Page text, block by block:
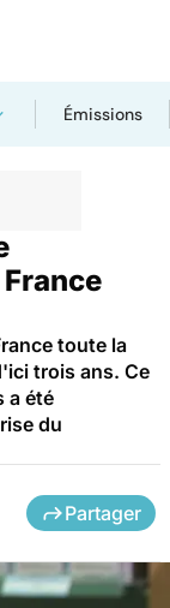
Émissions
toute la
trois ans. Ce
a été
du
Partager